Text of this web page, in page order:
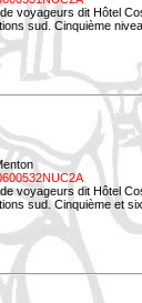
voyageurs dit Hôtel
sud. Cinquième
voyageurs dit Hôtel
sud. Cinquième et